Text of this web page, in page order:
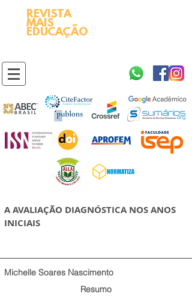
REVISTA
MAIS
EDUCAÇÃO
A AVALIAÇÃO DIAGNÓSTICA NOS ANOS
INICIAIS
Michelle Soares Nascimento
Resumo